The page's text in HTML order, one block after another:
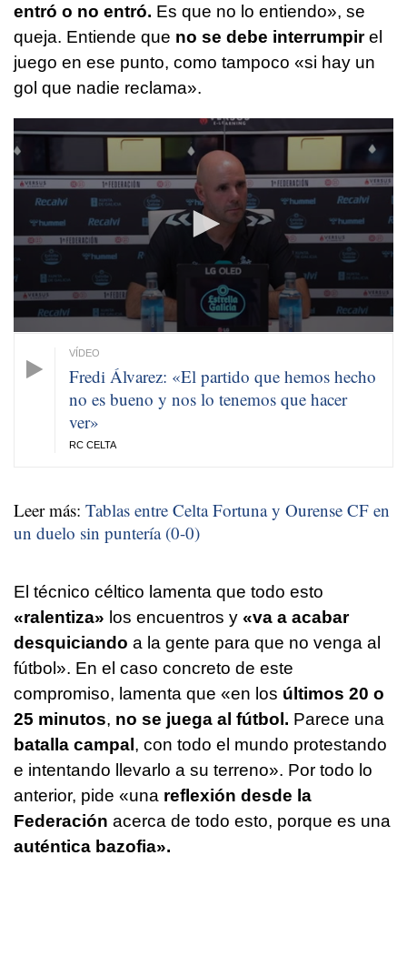
entró o no entró. Es que no lo entiendo», se
queja. Entiende que no se debe interrumpirel
juego en ese punto, como tampoco «si hay un
gol que nadie reclama».
seconds
of
minutes,
Fredi Álvarez: «El partido que hemos hecho
no es bueno y nos lo tenemos que hacer
ver»
RC CELTA
Leer más: Tablas entre Celta Fortuna y Ourense CF en
un duelo sin puntería (0-0)
El técnico céltico lamenta que todo esto
«ralentiza» los encuentros y «va a acabar
desquiciando a la gente para que no venga al
fútbol». En el caso concreto de este
compromiso, lamenta que «en los últimos 20 o
25 minutos, no se juega al fútbol. Parece una
batalla campal , con todo el mundo protestando
e intentando llevarlo a su terreno». Por todo lo
anterior, pide «una reflexión desde la
Federación acerca de todo esto, porque es una
auténtica bazofia».